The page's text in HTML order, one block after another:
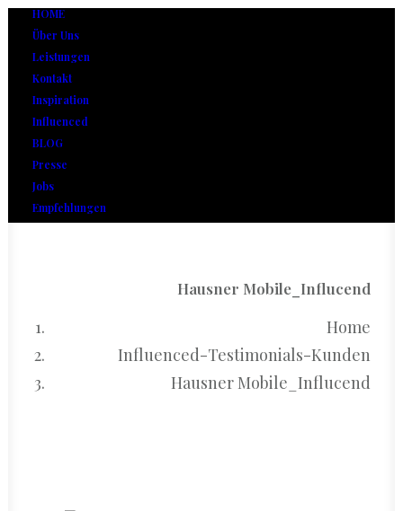
HOME
Über Uns
Leistungen
Kontakt
Inspiration
Influenced
BLOG
Presse
Jobs
Empfehlungen
Hausner Mobile_Influcend
Home
Influenced-Testimonials-Kunden
Hausner Mobile_Influcend